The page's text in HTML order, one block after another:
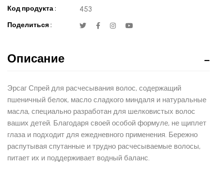
Код продукта : 453
Поделиться :
Описание
Эрсаг Спрей для расчесывания волос, содержащий
пшеничный белок, масло сладкого миндаля и натуральные
масла, специально разработан для шелковистых волос
ваших детей. Благодаря своей особой формуле, не щиплет
глаза и подходит для ежедневного применения. Бережно
распутывая спутанные и трудно расчесываемые волосы,
питает их и поддерживает водный баланс.